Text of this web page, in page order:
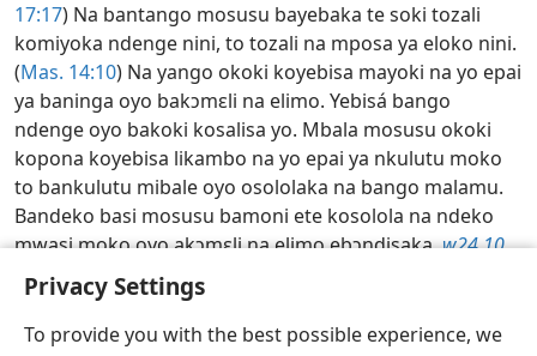
Privacy Settings
To provide you with the best possible experience, we
17:17) Na bantango mosusu bayebaka te soki tozali
komiyoka ndenge nini, to tozali na mposa ya eloko nini.
(Mas. 14:10) Na yango okoki koyebisa mayoki na yo epai
ya baninga oyo bakɔmɛli na elimo. Yebisá bango
ndenge oyo bakoki kosalisa yo. Mbala mosusu okoki
kopona koyebisa likambo na yo epai ya nkulutu moko
to bankulutu mibale oyo osololaka na bango malamu.
Bandeko basi mosusu bamoni ete kosolola na ndeko
mwasi moko oyo akɔmɛli na elimo ebɔndisaka.w24.10
10 par. 15-16
Tótángaka Makomami mokolo na mokolo—2026